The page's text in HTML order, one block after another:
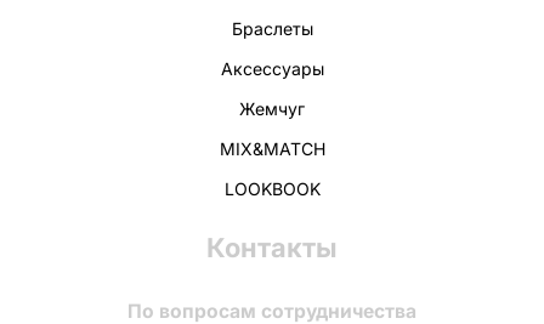
Браслеты
Аксессуары
Жемчуг
MIX&MATCH
LOOKBOOK
Контакты
По вопросам сотрудничества